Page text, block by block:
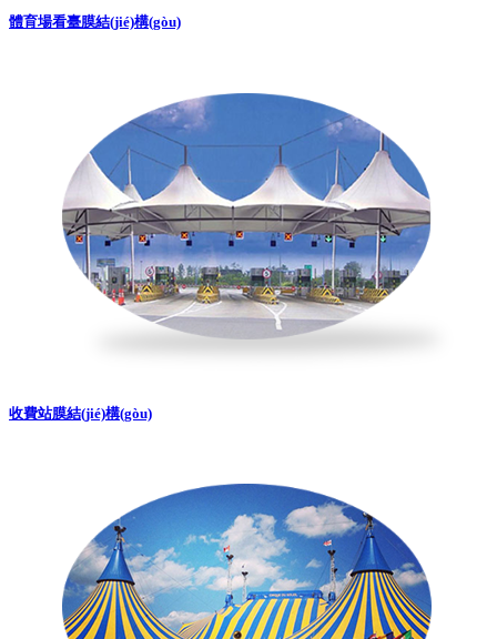
體育場看臺膜結(jié)構(gòu)
收費站膜結(jié)構(gòu)